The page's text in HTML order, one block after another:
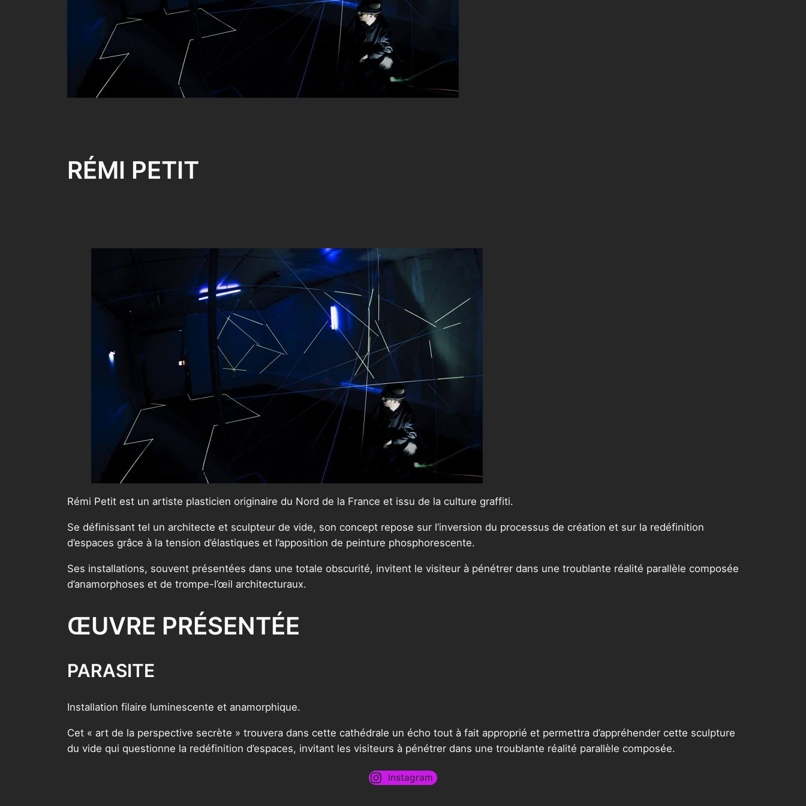
RÉMI PETIT
Rémi Petit est un artiste plasticien originaire du Nord de la France et issu de la culture graffiti.
Se définissant tel un architecte et sculpteur de vide, son concept repose sur l’inversion du processus de création et sur la redéfinition
d’espaces grâce à la tension d’élastiques et l’apposition de peinture phosphorescente.
Ses installations, souvent présentées dans une totale obscurité, invitent le visiteur à pénétrer dans une troublante réalité parallèle composée
d’anamorphoses et de trompe-l’œil architecturaux.
ŒUVRE PRÉSENTÉE
PARASITE
Installation filaire luminescente et anamorphique.
Cet « art de la perspective secrète » trouvera dans cette cathédrale un écho tout à fait approprié et permettra d’appréhender cette sculpture
du vide qui questionne la redéfinition d’espaces, invitant les visiteurs à pénétrer dans une troublante réalité parallèle composée.
Instagram